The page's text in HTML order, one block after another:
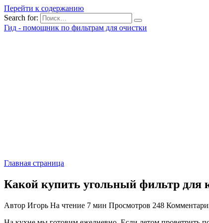
Перейти к содержанию
Search for:
Гид - помощник по фильтрам для очистки
Главная страница
Какой купить угольный фильтр для
Автор Игорь На чтение 7 мин Просмотров 248